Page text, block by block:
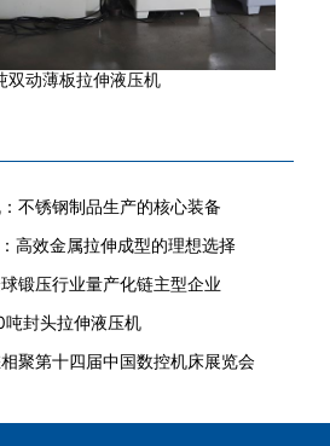
双动薄板拉伸液压机
不锈钢制品生产的核心装备
高效金属拉伸成型的理想选择
锻压行业量产化链主型企业
封头拉伸液压机
聚第十四届中国数控机床展览会